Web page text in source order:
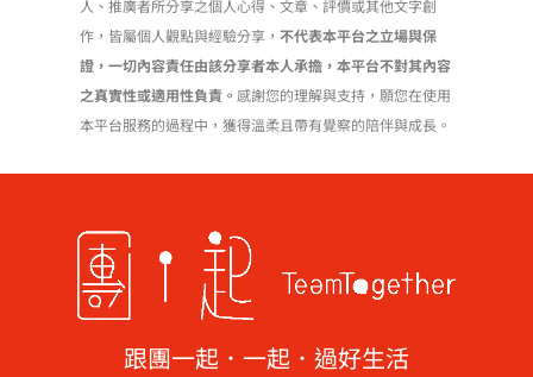
項
人、推廣者所分享之個人心得、文章、評價或其他文字創
作，皆屬個人觀點與經驗分享，不代表本平台之立場與保
證，一切內容責任由該分享者本人承擔，本平台不對其內容
之真實性或適用性負責。感謝您的理解與支持，願您在使用
本平台服務的過程中，獲得溫柔且帶有覺察的陪伴與成長。
跟團一起．一起．過好生活